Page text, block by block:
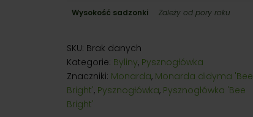
Wysokość sadzonki
Zależy od pory roku
SKU: Brak danych
Kategorie: Byliny, Pysznogłówka
Znaczniki: Monarda, Monarda didyma 'Bee
Bright', Pysznogłówka, Pysznogłówka 'Bee
Bright'